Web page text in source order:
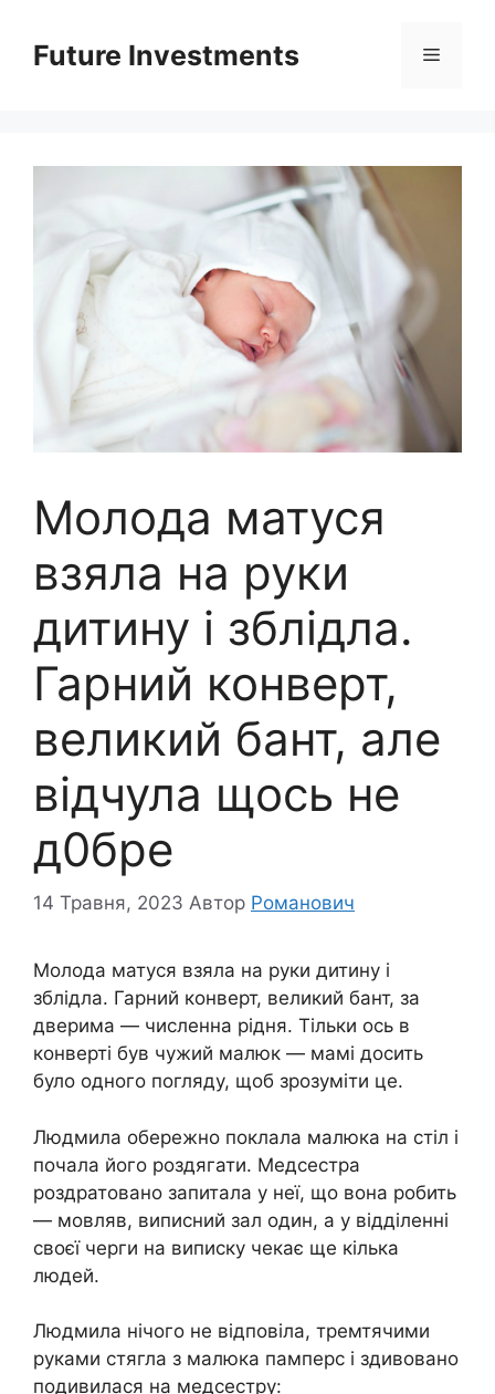
вмістуFuture Investments Меню
Молода матуся
взяла на руки
дитину і зблiдлa.
Гарний конверт,
великий бант, але
відчула щось не
д0бре
14 Травня, 2023 Автор Романович
Молода матуся взяла на руки дитину і
зблідла. Гарний конверт, великий бант, за
дверима — численна рідня. Тільки ось в
конверті був чужий малюк — мамі досить
було одного погляду, щоб зрозуміти це.
Людмила обережно поклала малюка на стіл і
почала його роздягати. Медсестра
роздратовано запитала у неї, що вона робить
— мовляв, виписний зал один, а у відділенні
своєї черги на виписку чекає ще кілька
людей.
Людмила нічого не відповіла, тремтячими
руками стягла з малюка памперс і здивовано
подивилася на медсестру: